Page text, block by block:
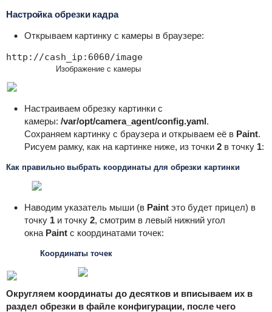
Настройка обрезки кадра
Открываем картинку с камеры в браузере:
http://cash_ip:6060/image
Изображение с камеры
Настраиваем обрезку картинки с
камеры: /var/opt/camera_agent/config.yaml.
Сохраняем картинку с браузера и открываем её в Paint.
Рисуем рамку, как на картинке ниже, из точки 2в точку1:
Как правильно выбрать координаты для обрезки картинки
Наводим указатель мыши (в Paint это будет прицел) в
точку 1и точку 2, смотрим в левый нижний угол
окна Paint с координатами точек:
Координаты точек
Округляем координаты до десятков и вписываем их в
раздел обрезки в файле конфигурации, после чего